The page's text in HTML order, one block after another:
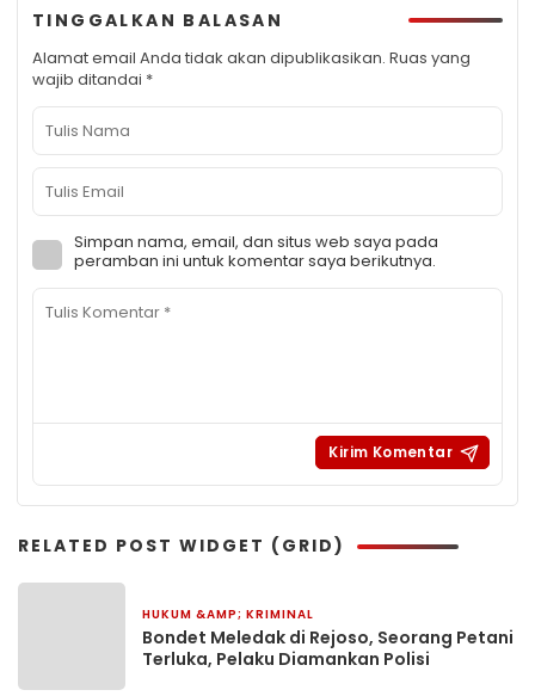
TINGGALKAN BALASAN
Alamat email Anda tidak akan dipublikasikan. Ruas yang
wajib ditandai *
Simpan nama, email, dan situs web saya pada
peramban ini untuk komentar saya berikutnya.
RELATED POST WIDGET (GRID)
HUKUM &AMP; KRIMINAL
Bondet Meledak di Rejoso, Seorang Petani
Terluka, Pelaku Diamankan Polisi